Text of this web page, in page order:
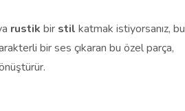
rustik bir stil katmak istiyorsanız, bu
bir ses çıkaran bu özel parça,